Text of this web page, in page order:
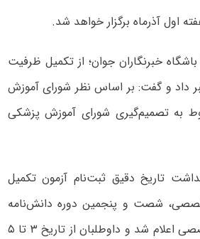
خبرنگاران جوان؛ از تکمیل ظرفیت
اول آذر خبر داد و گفت: بر اساس نظر شورای آموزش
ثبت‌نام تکمیل ظرفیت آزمون‌ها در سال ۹۷ منوط به تصمیم‌گیری شورای آموزش پزشکی
تاریخ دقیق ثبت‌نام آزمون تکمیل
شصت و پنجمین دوره دانش‌نامه
تخصصی و چهل و پنجمین دوره آموزش پذیرش دستیار تخصصی اعلام شد و داوطلبان از تاریخ ۳ تا ۵